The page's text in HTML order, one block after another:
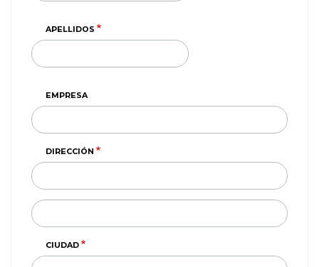
APELLIDOS
EMPRESA
DIRECCIÓN
LINEA)
CIUDAD